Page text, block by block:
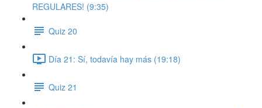
REGULARES! (9:35)
Quiz 20
Día 21: Sí, todavía hay más (19:18)
Quiz 21